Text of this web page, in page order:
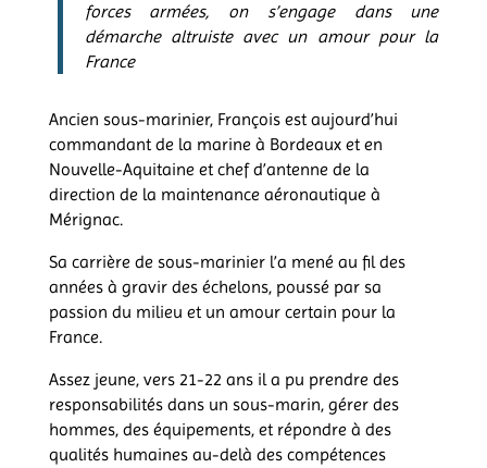
forces armées, on s’engage dans une
démarche altruiste avec un amour pour la
France
Ancien sous-marinier, François est aujourd’hui
commandant de la marine à Bordeaux et en
Nouvelle-Aquitaine et chef d’antenne de la
direction de la maintenance aéronautique à
Mérignac.
Sa carrière de sous-marinier l’a mené au fil des
années à gravir des échelons, poussé par sa
passion du milieu et un amour certain pour la
France.
Assez jeune, vers 21-22 ans il a pu prendre des
responsabilités dans un sous-marin, gérer des
hommes, des équipements, et répondre à des
qualités humaines au-delà des compétences